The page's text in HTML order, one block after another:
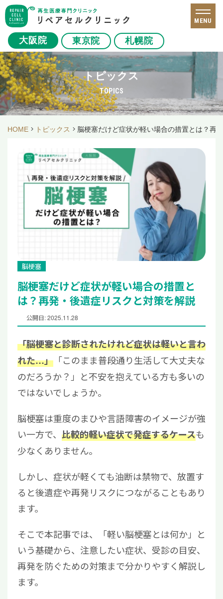
大阪院 東京院 札幌院
MENU
トピックス
TOPICS
HOME トピックス 脳梗塞だけど症状が軽い場合の措置とは？再
脳梗塞
脳梗塞だけど症状が軽い場合の措置と
は？再発・後遺症リスクと対策を解説
公開日: 2025.11.28
「脳梗塞と診断されたけれど症状は軽いと言わ
れた…」 「このまま普段通り生活して大丈夫な
のだろうか？」と不安を抱えている方も多いの
ではないでしょうか。
脳梗塞は重度のまひや言語障害のイメージが強
い一方で、 比較的軽い症状で発症するケースも
少なくありません。
しかし、症状が軽くても油断は禁物で、放置す
ると後遺症や再発リスクにつながることもあり
ます。
そこで本記事では、「軽い脳梗塞とは何か」と
いう基礎から、注意したい症状、受診の目安、
再発を防ぐための対策まで分かりやすく解説し
ます。